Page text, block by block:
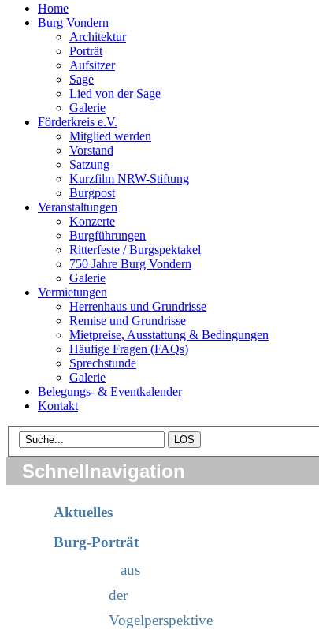
Home
Burg Vondern
Architektur
Porträt
Aufsitzer
Sage
Lied von der Sage
Galerie
Förderkreis e.V.
Mitglied werden
Vorstand
Satzung
Kurzfilm NRW-Stiftung
Burgpost
Veranstaltungen
Konzerte
Burgführungen
Ritterfeste / Burgspektakel
750 Jahre Burg Vondern
Galerie
Vermietungen
Herrenhaus und Grundrisse
Remise und Grundrisse
Mietpreise, Ausstattung & Bedingungen
Häufige Fragen (FAQs)
Sprechstunde
Galerie
Belegungs- & Eventkalender
Kontakt
Schnellnavigation
Aktuelles
Burg-Porträt
aus
der
Vogelperspektive